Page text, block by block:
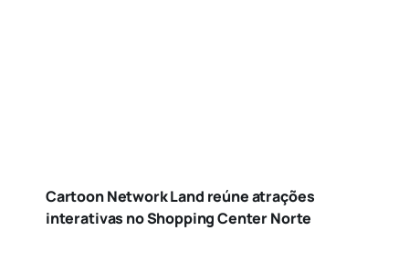
Cartoon Network Land reúne atrações
interativas no Shopping Center Norte